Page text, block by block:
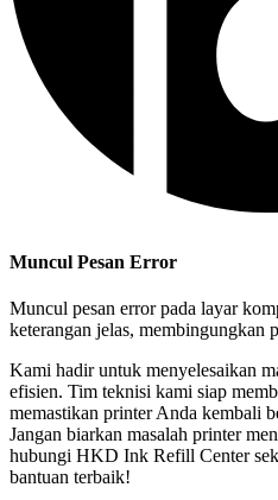
Muncul Pesan Error
Muncul pesan error pada layar
keterangan jelas, membingungkan
Kami hadir untuk menyelesaikan
efisien. Tim teknisi kami siap
memastikan printer Anda kembali
Jangan biarkan masalah printer
hubungi HKD Ink Refill Center
bantuan terbaik!